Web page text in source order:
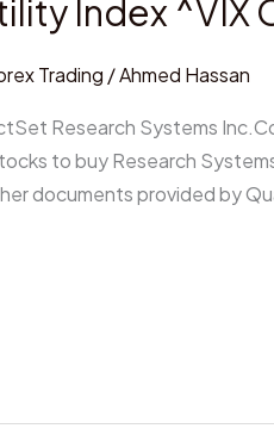
Index ^VIX
Trading /Ahmed Hassan
Research Systems
to buy Research
documents provided by